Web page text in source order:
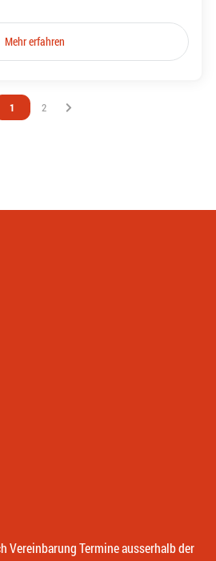
Mehr erfahren
Vous êtes sur la page
1 Vous êtes sur la page
2
Vereinbarung Termine ausserhalb der